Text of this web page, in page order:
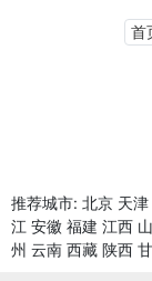
首
推荐城市: 北京 天津
江 安徽 福建 江西
州 云南 西藏 陕西